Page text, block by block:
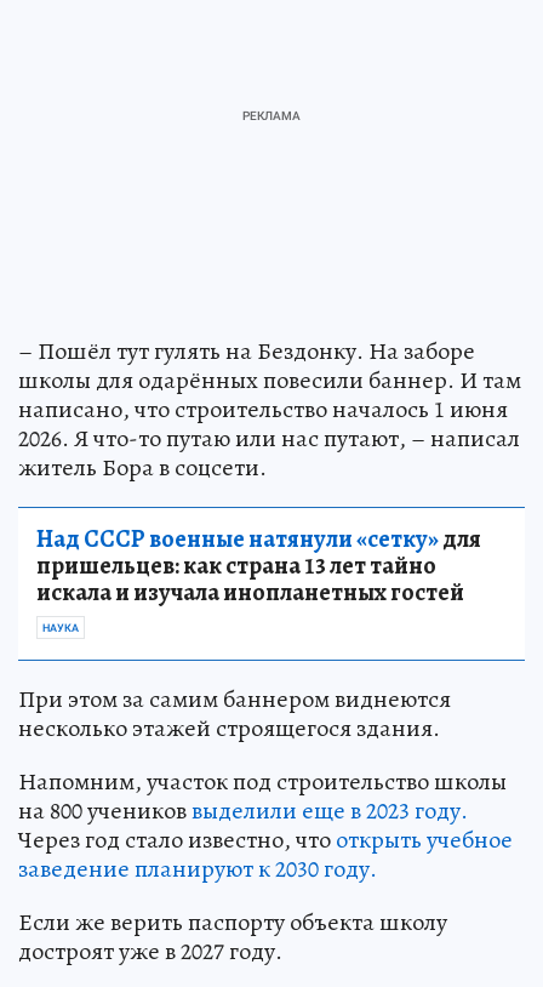
– Пошёл тут гулять на Бездонку. На заборе
школы для одарённых повесили баннер. И там
написано, что строительство началось 1 июня
2026. Я что-то путаю или нас путают, – написал
житель Бора в соцсети.
Над СССР военные натянули «сетку»для
пришельцев: как страна 13 лет тайно
искала и изучала инопланетных гостей
НАУКА
При этом за самим баннером виднеются
несколько этажей строящегося здания.
Напомним, участок под строительство школы
на 800 учениковвыделили еще в 2023 году.
Через год стало известно, чтооткрыть учебное
заведение планируют к 2030 году.
Если же верить паспорту объекта школу
достроят уже в 2027 году.